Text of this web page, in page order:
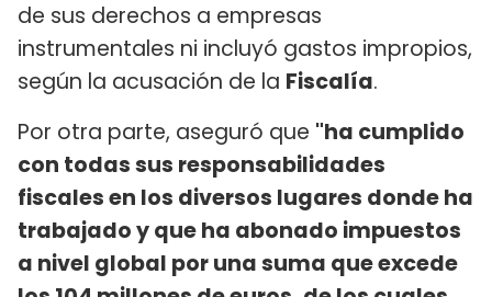
de sus derechos a empresas
instrumentales ni incluyó gastos impropios,
según la acusación de la Fiscalía.
Por otra parte, aseguró que "ha cumplido
con todas sus responsabilidades
fiscales en los diversos lugares donde ha
trabajado y que ha abonado impuestos
a nivel global por una suma que excede